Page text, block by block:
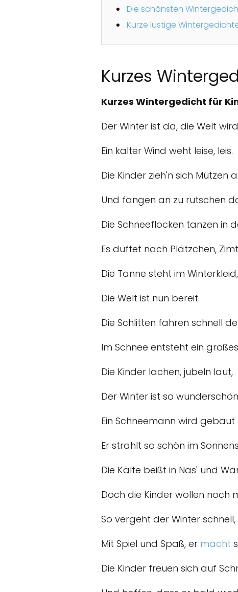
Die schönsten
Kurze lustige
Kurzes
Kurzes Wintergedicht für
Der Winter ist da, die Welt
Ein kalter Wind weht leise, leis.
Die Kinder zieh'n sich Mützen
Und fangen an zu rutschen
Die Schneeflocken tanzen in
Es duftet nach Plätzchen,
Die Tanne steht im Winterkleid,
Die Welt ist nun bereit.
Die Schlitten fahren schnell
Im Schnee entsteht ein
Die Kinder lachen, jubeln laut,
Der Winter ist so
Ein Schneemann wird gebaut
Er strahlt so schön im
Die Kälte beißt in Nas' und
Doch die Kinder wollen noch
So vergeht der Winter schnell,
Mit Spiel und Spaß, er macht
Die Kinder freuen sich auf